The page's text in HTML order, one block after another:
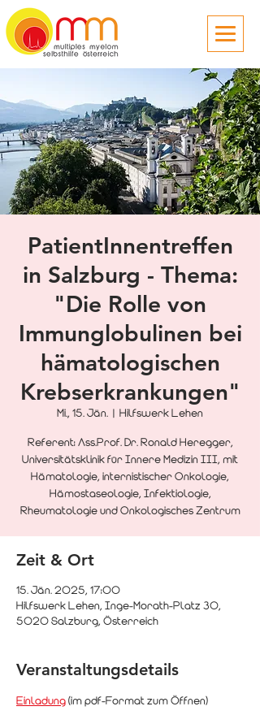
PatientInnentreffen
in Salzburg - Thema:
"Die Rolle von
Immunglobulinen bei
hämatologischen
Krebserkrankungen"
Mi., 15. Jän. Hilfswerk Lehen
Referent: Ass.Prof. Dr. Ronald Heregger,
Universitätsklinik für Innere Medizin III, mit
Hämatologie, internistischer Onkologie,
Hämostaseologie, Infektiologie,
Rheumatologie und Onkologisches Zentrum
Zeit & Ort
15. Jän. 2025, 17:00
Hilfswerk Lehen, Inge-Morath-Platz 30,
5020 Salzburg, Österreich
Veranstaltungsdetails
Einladung (im pdf-Format zum Öffnen)